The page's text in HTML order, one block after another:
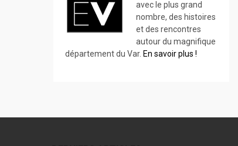
avec le plus grand
nombre, des histoires
et des rencontres
autour du magnifique
département du Var. En savoir plus !